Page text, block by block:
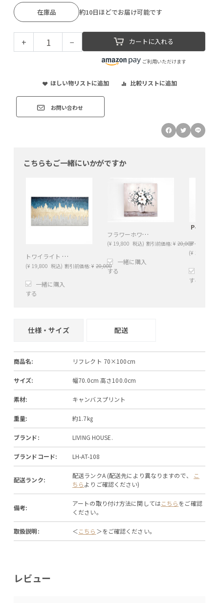
在庫品 約10日ほどでお届け可能です
+ − カートに入れる
ご利用いただけます
ほしい物リストに追加 比較リストに追加
お問い合わせ
こちらもご一緒にいかがですか
トワイライト 120×60cm
(¥ 19,800 税込) 割引前価格:¥ 20,000
一緒に購入
する
フラワーホワイト 80×80cm
(¥ 19,800 税込) 割引前価格: ¥ 20,000
一緒に購入
する
P-S-6金
(¥ 1,238
する
仕様・サイズ 配送
商品名: リフレクト 70×100cm
サイズ: 幅70.0cm 高さ100.0cm
素材: キャンバスプリント
重量: 約1.7㎏
ブランド: LIVING HOUSE.
ブランドコード: LH-AT-108
配送ランク:
配送ランクA (配送先により異なりますので、
こ
ちらよりご確認ください)
備考:
アートの取り付け方法に関してはこちらをご確認
ください。
取扱説明: ＜こちら ＞をご確認ください。
レビュー